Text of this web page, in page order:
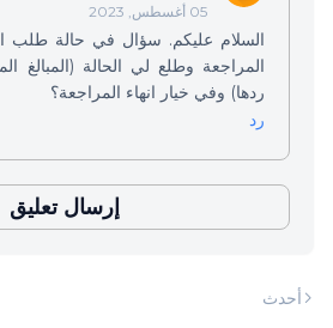
05 أغسطس, 2023
السلام عليكم. سؤال في حالة طلب
المراجعة وطلع لي الحالة (المبالغ
ردها) وفي خيار انهاء المراجعة؟
رد
إرسال تعليق
أحدث